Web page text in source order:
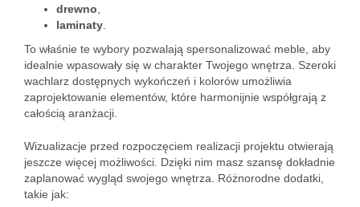
drewno
laminaty
To właśnie te wybory pozwalają spersonalizować meble, aby
idealnie wpasowały się w charakter Twojego wnętrza. Szeroki
wachlarz dostępnych wykończeń i kolorów umożliwia
zaprojektowanie elementów, które harmonijnie współgrają z
całością aranżacji.
Wizualizacje przed rozpoczęciem realizacji projektu otwierają
jeszcze więcej możliwości. Dzięki nim masz szansę dokładnie
zaplanować wygląd swojego wnętrza. Różnorodne dodatki,
takie jak: